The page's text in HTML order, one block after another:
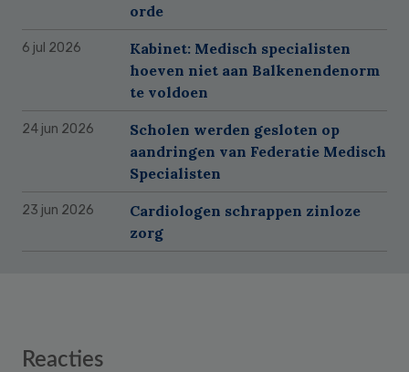
orde
6 jul 2026
Kabinet: Medisch specialisten
hoeven niet aan Balkenendenorm
te voldoen
24 jun 2026
Scholen werden gesloten op
aandringen van Federatie Medisch
Specialisten
23 jun 2026
Cardiologen schrappen zinloze
zorg
Reader
Reacties